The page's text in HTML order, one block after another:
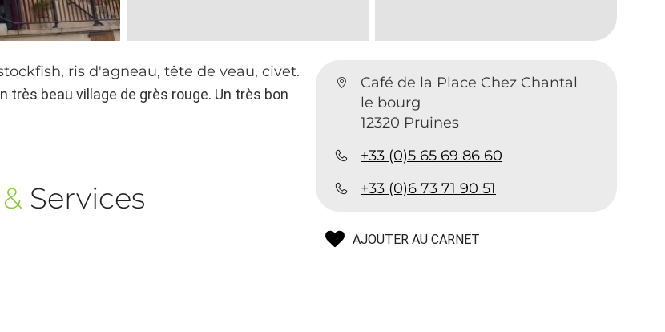
Café de la Place Chez Chantal
le bourg
12320 Pruines
+33 (0)5 65 69 86 60
+33 (0)6 73 71 90 51
AJOUTER AU CARNET
ris d'agneau, tête de veau, civet.
très beau village de grès rouge. Un très bon
& Services